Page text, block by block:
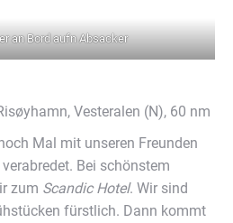
an Bord aufn Absacker
Vesteralen (N), 60 nm
Mal mit unseren Freunden
Bei schönstem
zum Scandic Hotel. Wir sind
fürstlich. Dann kommt